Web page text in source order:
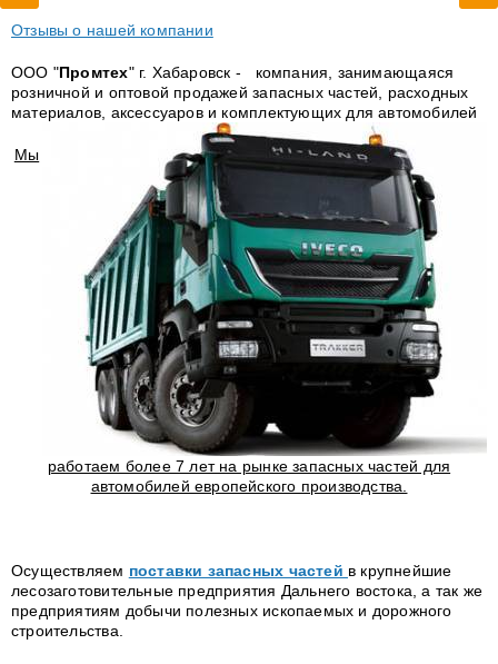
Отзывы о нашей компании
ООО "Промтех" г. Хабаровск - компания, занимающаяся
розничной и оптовой продажей запасных частей, расходных
материалов, аксессуаров и комплектующих для автомобилей
Мы
работаем более 7 лет на рынке запасных частей для
автомобилей европейского производства.
Осуществляем поставки запасных частей в крупнейшие
лесозаготовительные предприятия Дальнего востока, а так же
предприятиям добычи полезных ископаемых и дорожного
строительства.